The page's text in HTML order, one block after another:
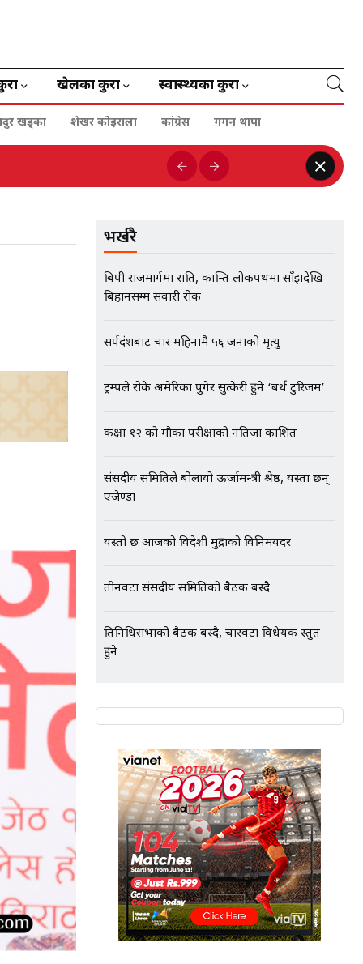
खेलका कुरा स्वास्थ्यका कुरा
खड्का शेखर कोइराला कांग्रेस गगन थापा
भर्खरै
बिपी राजमार्गमा राति, कान्ति लोकपथमा साँझदेखि
बिहानसम्म सवारी रोक
सर्पदंशबाट चार महिनामै ५६ जनाको मृत्यु
ट्रम्पले रोके अमेरिका पुगेर सुत्केरी हुने ‘बर्थ टुरिजम’
कक्षा १२ को मौका परीक्षाको नतिजा प्रकाशित
संसदीय समितिले बोलायो ऊर्जामन्त्री श्रेष्ठ, यस्ता छन्
एजेण्डा
यस्तो छ आजको विदेशी मुद्राको विनिमयदर
तीनवटा संसदीय समितिको बैठक बस्दै
प्रतिनिधिसभाको बैठक बस्दै, चारवटा विधेयक प्रस्तुत
हुने